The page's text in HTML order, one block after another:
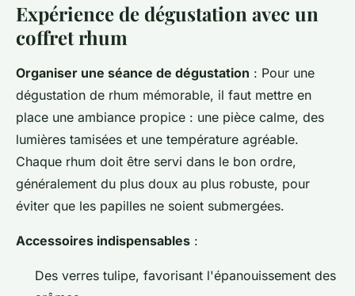
Expérience de dégustation avec un
coffret rhum
Organiser une séance de dégustation : Pour une
dégustation de rhum mémorable, il faut mettre en
place une ambiance propice : une pièce calme, des
lumières tamisées et une température agréable.
Chaque rhum doit être servi dans le bon ordre,
généralement du plus doux au plus robuste, pour
éviter que les papilles ne soient submergées.
Accessoires indispensables :
Des verres tulipe, favorisant l'épanouissement des